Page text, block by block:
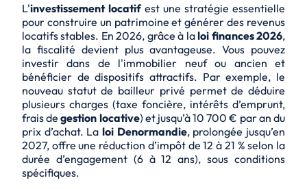
L'investissement locatifest une stratégie essentielle
pour construire un patrimoine et générer des revenus
locatifs stables. En 2026, grâce à laloi finances 2026,
la fiscalité devient plus avantageuse. Vous pouvez
investir dans de l'immobilier neuf ou ancien et
bénéficier de dispositifs attractifs. Par exemple, le
nouveau statut de bailleur privé permet de déduire
plusieurs charges (taxe foncière, intérêts d’emprunt,
frais degestion locative) et jusqu’à 10 700 € par an du
prix d’achat. La loi Denormandie, prolongée jusqu’en
2027, offre une réduction d’impôtde 12 à 21 % selon la
durée d’engagement (6 à 12 ans), sous conditions
spécifiques.